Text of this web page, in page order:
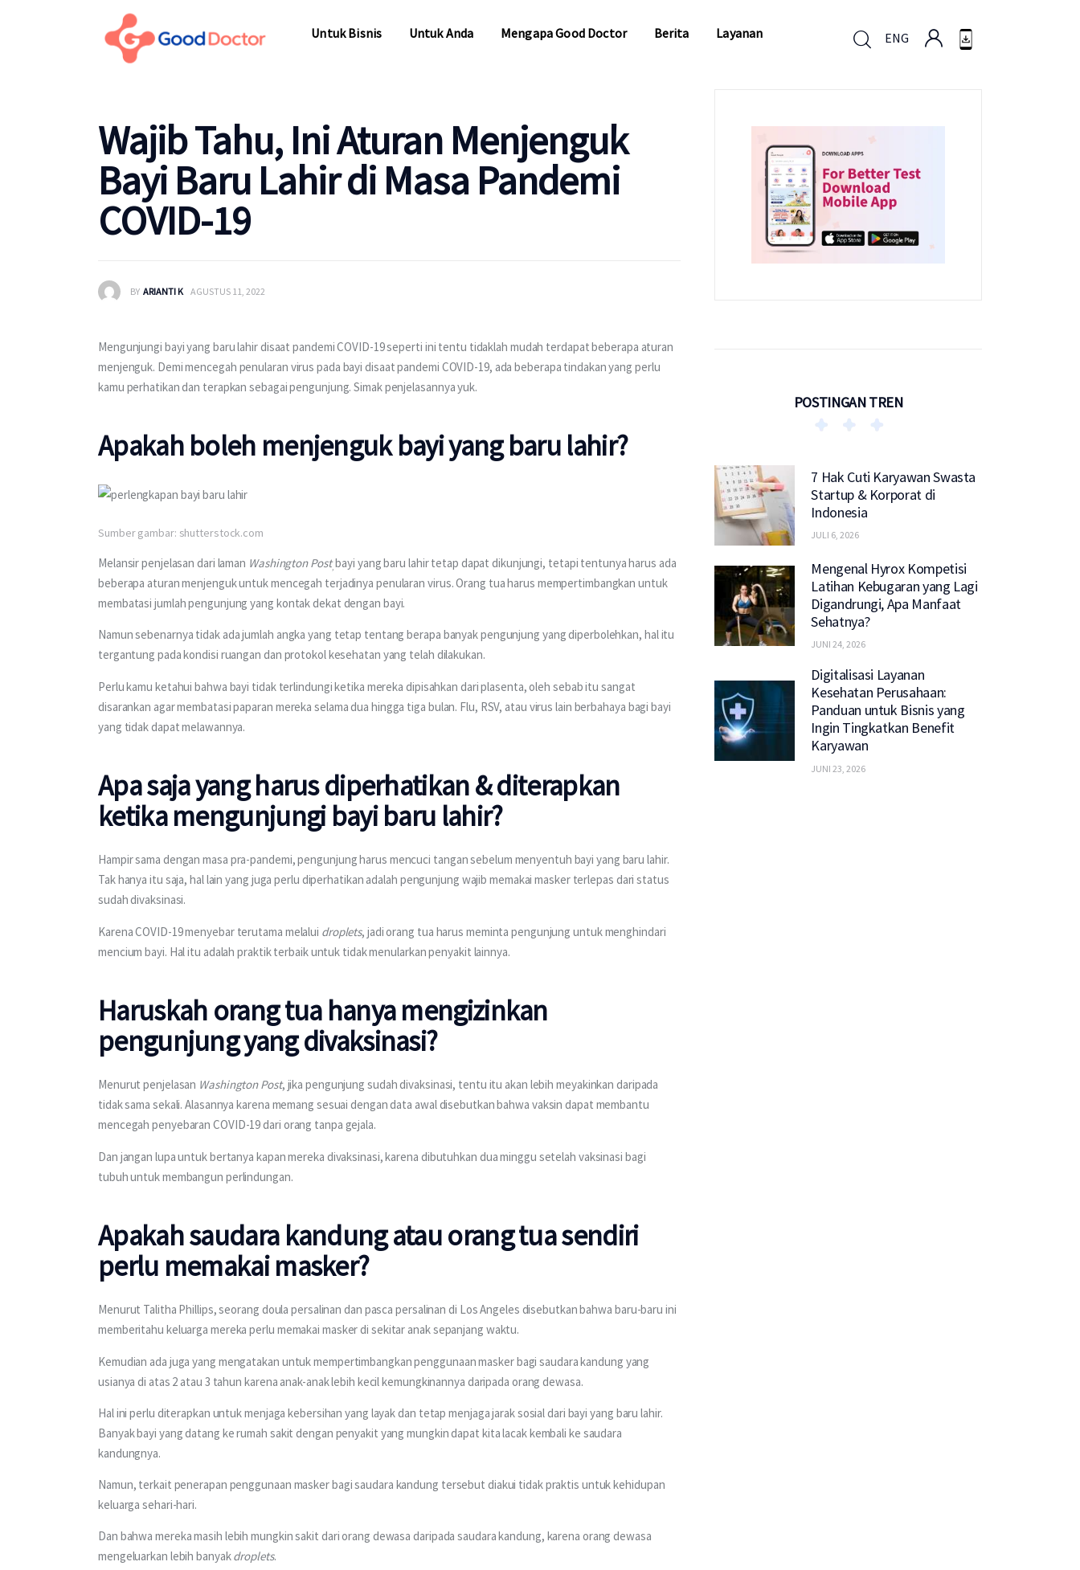
Untuk Bisnis Untuk Anda Mengapa Good Doctor Berita Layanan ENG
Wajib Tahu, Ini Aturan Menjenguk
Bayi Baru Lahir di Masa Pandemi
COVID-19
BY ARIANTI K AGUSTUS 11, 2022
Mengunjungi bayi yang baru lahir disaat pandemi COVID-19 seperti ini tentu tidaklah mudah terdapat beberapa aturan
menjenguk. Demi mencegah penularan virus pada bayi disaat pandemi COVID-19, ada beberapa tindakan yang perlu
kamu perhatikan dan terapkan sebagai pengunjung. Simak penjelasannya yuk.
Apakah boleh menjenguk bayi yang baru lahir?
Sumber gambar: shutterstock.com
Melansir penjelasan dari laman Washington Post, bayi yang baru lahir tetap dapat dikunjungi, tetapi tentunya harus ada
beberapa aturan menjenguk untuk mencegah terjadinya penularan virus. Orang tua harus mempertimbangkan untuk
membatasi jumlah pengunjung yang kontak dekat dengan bayi.
Namun sebenarnya tidak ada jumlah angka yang tetap tentang berapa banyak pengunjung yang diperbolehkan, hal itu
tergantung pada kondisi ruangan dan protokol kesehatan yang telah dilakukan.
Perlu kamu ketahui bahwa bayi tidak terlindungi ketika mereka dipisahkan dari plasenta, oleh sebab itu sangat
disarankan agar membatasi paparan mereka selama dua hingga tiga bulan. Flu, RSV, atau virus lain berbahaya bagi bayi
yang tidak dapat melawannya.
Apa saja yang harus diperhatikan & diterapkan
ketika mengunjungi bayi baru lahir?
Hampir sama dengan masa pra-pandemi, pengunjung harus mencuci tangan sebelum menyentuh bayi yang baru lahir.
Tak hanya itu saja, hal lain yang juga perlu diperhatikan adalah pengunjung wajib memakai masker terlepas dari status
sudah divaksinasi.
Karena COVID-19 menyebar terutama melalui droplets, jadi orang tua harus meminta pengunjung untuk menghindari
mencium bayi. Hal itu adalah praktik terbaik untuk tidak menularkan penyakit lainnya.
Haruskah orang tua hanya mengizinkan
pengunjung yang divaksinasi?
Menurut penjelasan Washington Post, jika pengunjung sudah divaksinasi, tentu itu akan lebih meyakinkan daripada
tidak sama sekali. Alasannya karena memang sesuai dengan data awal disebutkan bahwa vaksin dapat membantu
mencegah penyebaran COVID-19 dari orang tanpa gejala.
Dan jangan lupa untuk bertanya kapan mereka divaksinasi, karena dibutuhkan dua minggu setelah vaksinasi bagi
tubuh untuk membangun perlindungan.
Apakah saudara kandung atau orang tua sendiri
perlu memakai masker?
Menurut Talitha Phillips, seorang doula persalinan dan pasca persalinan di Los Angeles disebutkan bahwa baru-baru ini
memberitahu keluarga mereka perlu memakai masker di sekitar anak sepanjang waktu.
Kemudian ada juga yang mengatakan untuk mempertimbangkan penggunaan masker bagi saudara kandung yang
usianya di atas 2 atau 3 tahun karena anak-anak lebih kecil kemungkinannya daripada orang dewasa.
Hal ini perlu diterapkan untuk menjaga kebersihan yang layak dan tetap menjaga jarak sosial dari bayi yang baru lahir.
Banyak bayi yang datang ke rumah sakit dengan penyakit yang mungkin dapat kita lacak kembali ke saudara
kandungnya.
Namun, terkait penerapan penggunaan masker bagi saudara kandung tersebut diakui tidak praktis untuk kehidupan
keluarga sehari-hari.
Dan bahwa mereka masih lebih mungkin sakit dari orang dewasa daripada saudara kandung, karena orang dewasa
mengeluarkan lebih banyak droplets.
POSTINGAN TREN
7 Hak Cuti Karyawan Swasta
Startup & Korporat di
Indonesia
JULI 6, 2026
Mengenal Hyrox Kompetisi
Latihan Kebugaran yang Lagi
Digandrungi, Apa Manfaat
Sehatnya?
JUNI 24, 2026
Digitalisasi Layanan
Kesehatan Perusahaan:
Panduan untuk Bisnis yang
Ingin Tingkatkan Benefit
Karyawan
JUNI 23, 2026